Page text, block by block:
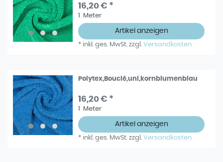
16,20 € *
1 Meter
Artikel anzeigen
* inkl. ges. MwSt. zzgl.Versandkosten
Polytex,Bouclé,uni,kornblumenblau
16,20 € *
1 Meter
Artikel anzeigen
* inkl. ges. MwSt. zzgl.Versandkosten